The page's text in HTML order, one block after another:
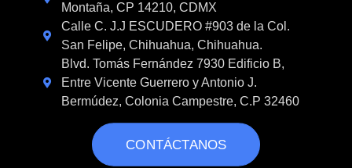
Montaña, CP 14210, CDMX
Calle C. J.J ESCUDERO #903 de la Col.
San Felipe, Chihuahua, Chihuahua.
Blvd. Tomás Fernández 7930 Edificio B,
Entre Vicente Guerrero y Antonio J.
Bermúdez, Colonia Campestre, C.P 32460
CONTÁCTANOS